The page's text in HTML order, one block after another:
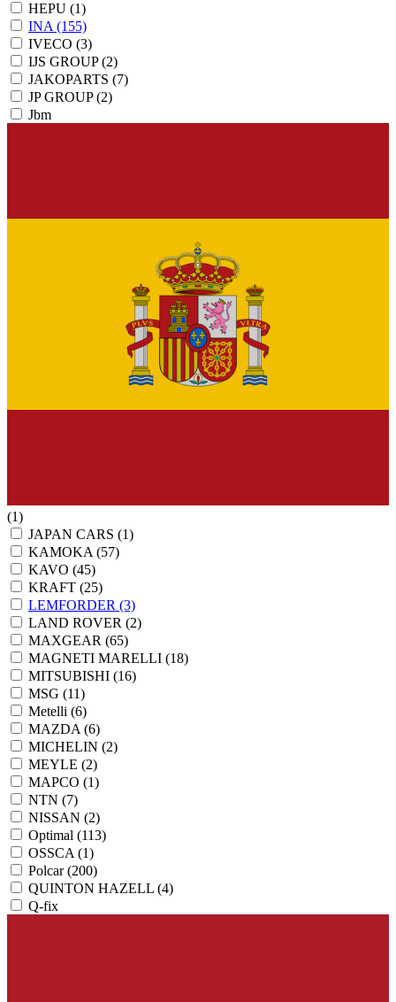
HEPU (1)
INA (155)
IVECO (3)
IJS GROUP(2)
JAKOPARTS (7)
JP GROUP(2)
Jbm
(1)
JAPAN CARS (1)
KAMOKA (57)
KAVO (45)
KRAFT (25)
LEMFORDER (3)
LAND ROVER (2)
MAXGEAR (65)
MAGNETI MARELLI (18)
MITSUBISHI (16)
MSG (11)
Metelli (6)
MAZDA (6)
MICHELIN (2)
MEYLE (2)
MAPCO (1)
NTN (7)
NISSAN (2)
Optimal (113)
OSSCA (1)
Polcar(200)
QUINTON HAZELL (4)
Q-fix